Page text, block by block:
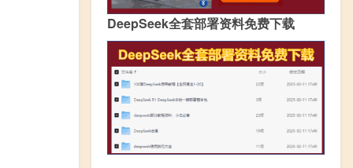
DeepSeek全套部署资料免费下载